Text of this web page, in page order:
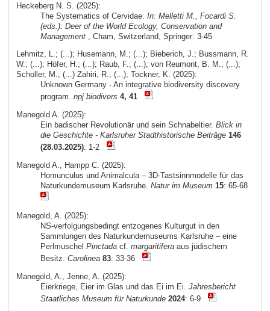
Heckeberg N. S. (2025):
The Systematics of Cervidae. In: Melletti M., Focardi S.
(eds.): Deer of the World Ecology, Conservation and
Management, Cham, Switzerland, Springer: 3-45
Lehmitz, L.; (...); Husemann, M.; (...); Bieberich, J.; Bussmann, R.
W.; (...); Höfer, H.; (...); Raub, F.; (...); von Reumont, B. M.; (...);
Scholler, M.; (...) Zahiri, R.; (...); Tockner, K. (2025):
Unknown Germany - An integrative biodiversity discovery
program. npj biodivers 4, 41
Manegold A. (2025):
Ein badischer Revolutionär und sein Schnabeltier. Blick in
die Geschichte - Karlsruher Stadthistorische Beiträge 146
(28.03.2025): 1-2
Manegold A., Hampp C. (2025):
Homunculus und Animalcula – 3D-Tastsinnmodelle für das
Naturkundemuseum Karlsruhe. Natur im Museum 15: 65-68
Manegold, A. (2025):
NS-verfolgungsbedingt entzogenes Kulturgut in den
Sammlungen des Naturkundemuseums Karlsruhe – eine
Perlmuschel Pinctadacf. margaritiferaaus jüdischem
Besitz. Carolinea 83: 33-36
Manegold, A., Jenne, A. (2025):
Eierkriege, Eier im Glas und das Ei im Ei. Jahresbericht
Staatliches Museum für Naturkunde 2024: 6-9